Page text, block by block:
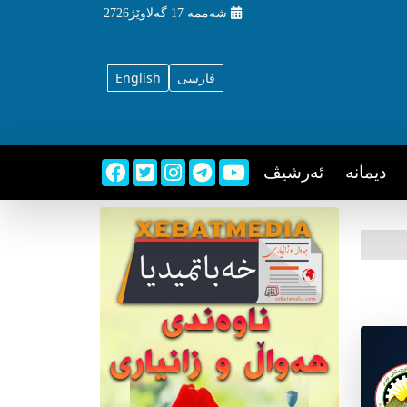
شه‌ممه‌ 17 گه‌لاوێژ2726
English فارسی
دیمانه ئه‌رشیڤ